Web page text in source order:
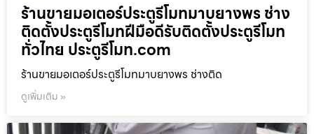
ร้านขายมอเตอร์ประตูรีโมทมาบยางพร ช่าง
ติดตั้งประตูรีโมทฝีมือดีรับติดตั้งประตูรีโมท
ทั่วไทย ประตูรีโมท.com
ร้านขายมอเตอร์ประตูรีโมทมาบยางพร ช่างติด
ดูเพิ่มเติม »